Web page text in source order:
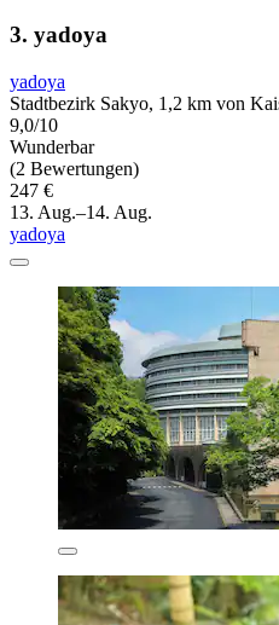
3. yadoya
yadoya
Stadtbezirk Sakyo, 1,2 km von
9,0/10
Wunderbar
(2 Bewertungen)
247 €
13. Aug.–14. Aug.
yadoya